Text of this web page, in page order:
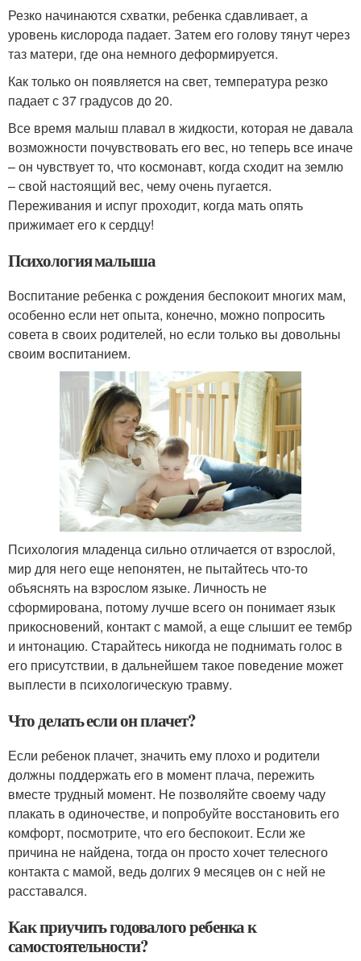
Резко начинаются схватки, ребенка сдавливает, а
уровень кислорода падает. Затем его голову тянут через
таз матери, где она немного деформируется.
Как только он появляется на свет, температура резко
падает с 37 градусов до 20.
Все время малыш плавал в жидкости, которая не давала
возможности почувствовать его вес, но теперь все иначе
– он чувствует то, что космонавт, когда сходит на землю
– свой настоящий вес, чему очень пугается.
Переживания и испуг проходит, когда мать опять
прижимает его к сердцу!
Психология малыша
Воспитание ребенка с рождения беспокоит многих мам,
особенно если нет опыта, конечно, можно попросить
совета в своих родителей, но если только вы довольны
своим воспитанием.
Психология младенца сильно отличается от взрослой,
мир для него еще непонятен, не пытайтесь что-то
объяснять на взрослом языке. Личность не
сформирована, потому лучше всего он понимает язык
прикосновений, контакт с мамой, а еще слышит ее тембр
и интонацию. Старайтесь никогда не поднимать голос в
его присутствии, в дальнейшем такое поведение может
выплести в психологическую травму.
Что делать если он плачет?
Если ребенок плачет, значить ему плохо и родители
должны поддержать его в момент плача, пережить
вместе трудный момент. Не позволяйте своему чаду
плакать в одиночестве, и попробуйте восстановить его
комфорт, посмотрите, что его беспокоит. Если же
причина не найдена, тогда он просто хочет телесного
контакта с мамой, ведь долгих 9 месяцев он с ней не
расставался.
Как приучить годовалого ребенка к
самостоятельности?